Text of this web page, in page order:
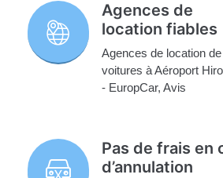
Agences de
location fiables
Agences de location de
voitures à Aéroport
- EuropCar, Avis
Pas de frais en
d’annulation